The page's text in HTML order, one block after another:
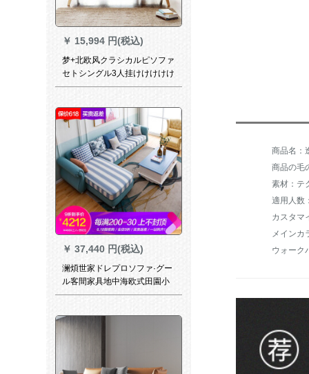
￥ 15,994 円(税込)
梦+北欧风クラシカルピソファ
セトシングル3人挂けけけけけ
けリビゾンソファ·ファミニチ·
ン日本式无垢材ソフプ·ファゴ
ット1家具
￥ 37,440 円(税込)
澜煩世家ドレプロソファ·グー
ル客間家具地中海欧式田園小
戸型ソファ
商品名：
商品の毛
素材：テ
適用人数
メインカ